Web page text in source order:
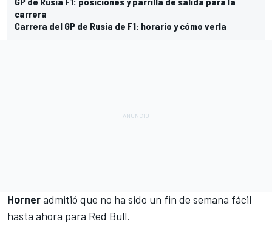
carrera
Carrera del GP de Rusia de F1: horario y cómo verla
Horneradmitió que no ha sido un fin de semana fácil
hasta ahora para Red Bull.